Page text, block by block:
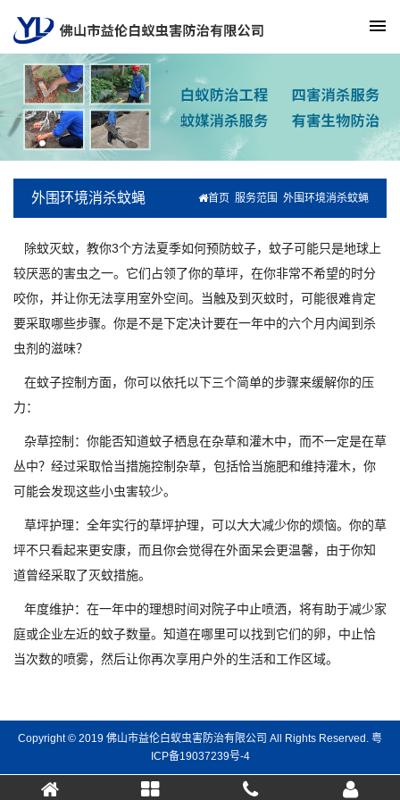
外围环境消杀蚊蝇 首页 服务范围 外围环境消杀蚊蝇
除蚊灭蚊，教你3个方法夏季如何预防蚊子，蚊子可能只是地球上
较厌恶的害虫之一。它们占领了你的草坪，在你非常不希望的时分
咬你，并让你无法享用室外空间。当触及到灭蚊时，可能很难肯定
要采取哪些步骤。你是不是下定决计要在一年中的六个月内闻到杀
虫剂的滋味？
在蚊子控制方面，你可以依托以下三个简单的步骤来缓解你的压
力：
杂草控制：你能否知道蚊子栖息在杂草和灌木中，而不一定是在草
丛中？经过采取恰当措施控制杂草，包括恰当施肥和维持灌木，你
可能会发现这些小虫害较少。
草坪护理：全年实行的草坪护理，可以大大减少你的烦恼。你的草
坪不只看起来更安康，而且你会觉得在外面呆会更温馨，由于你知
道曾经采取了灭蚊措施。
年度维护：在一年中的理想时间对院子中止喷洒，将有助于减少家
庭或企业左近的蚊子数量。知道在哪里可以找到它们的卵，中止恰
当次数的喷雾，然后让你再次享用户外的生活和工作区域。
Copyright © 2019 佛山市益伦白蚁虫害防治有限公司 All Rights Reserved. 粤
ICP备19037239号-4